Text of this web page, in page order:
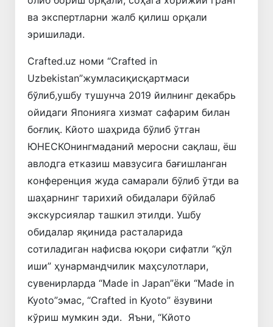
ва экспертларни жалб қилиш орқали
эришилади.
Crafted.uz номи “Crafted in
Uzbekistan”жумласиқисқартмаси
бўлиб,ушбу тушунча 2019 йилнинг декабрь
ойидаги Японияга хизмат сафарим билан
боғлиқ. Кйото шаҳрида бўлиб ўтган
ЮНЕСКОнингмаданий меросни сақлаш, ёш
авлодга етказиш мавзусига бағишланган
конференция жуда самарали бўлиб ўтди ва
шаҳарнинг тарихий обидалари бўйлаб
экскурсиялар ташкил этилди. Ушбу
обидалар яқинида расталарида
сотиладиган нафисва юқори сифатли “қўл
иши” ҳунармандчилик маҳсулотлари,
сувенирларда “Made in Japan”ёки “Made in
Kyoto”эмас, “Crafted in Kyoto” ёзувини
кўриш мумкин эди. Яъни, “Кйото